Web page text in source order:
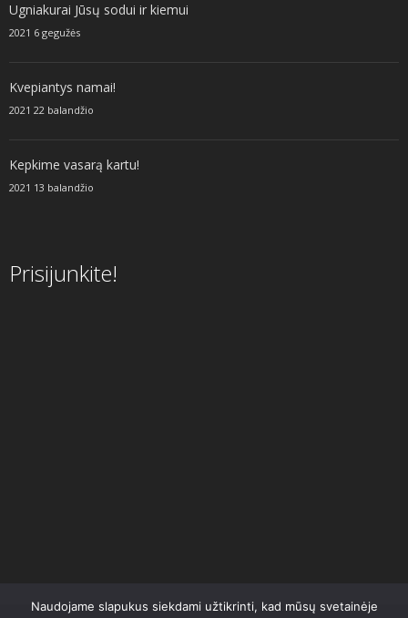
Ugniakurai Jūsų sodui ir kiemui
2021 6 gegužės
Kvepiantys namai!
2021 22 balandžio
Kepkime vasarą kartu!
2021 13 balandžio
Prisijunkite!
Naudojame slapukus siekdami užtikrinti, kad mūsų svetainėje